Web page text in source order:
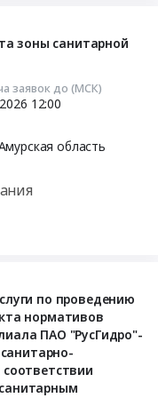
зоны санитарной
заявок до (МСК)
12:00
область
по проведению
нормативов
ПАО "РусГидро"-